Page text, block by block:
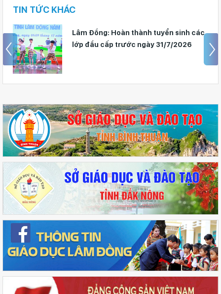
TIN TỨC KHÁC
Lâm Đồng: Hoàn thành tuyển sinh các
lớp đầu cấp trước ngày 31/7/2026